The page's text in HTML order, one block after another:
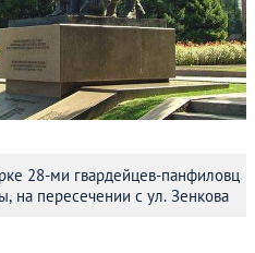
28-ми гвардейцев-панфиловц
на пересечении с ул. Зенкова